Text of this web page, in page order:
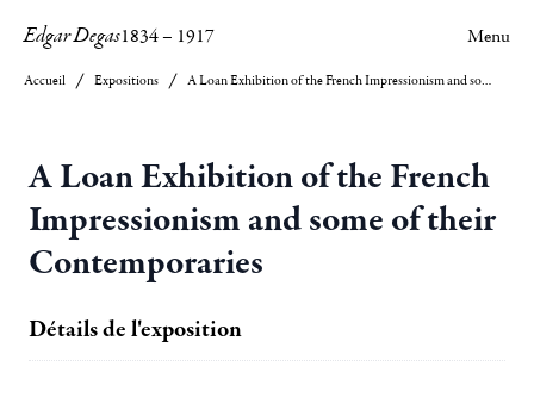
Edgar Degas1834– 1917 Menu
Accueil Expositions A Loan Exhibition of the French Impressionism and some of their Contemporaries
A Loan Exhibition of the French
Impressionism and some of their
Contemporaries
Détails de l'exposition